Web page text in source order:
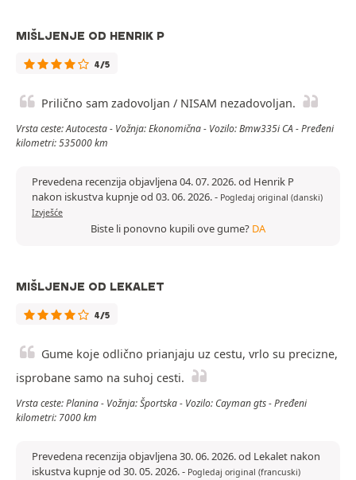
MIŠLJENJE OD HENRIK P
4/5
Prilično sam zadovoljan / NISAM nezadovoljan.
Vrsta ceste: Autocesta - Vožnja: Ekonomična - Vozilo: Bmw335i CA - Pređeni
kilometri: 535000 km
Prevedena recenzija objavljena 04. 07. 2026. od Henrik P
nakon iskustva kupnje od 03. 06. 2026.- Pogledaj original (danski)
Izvješće
Biste li ponovno kupili ove gume? DA
MIŠLJENJE OD LEKALET
4/5
Gume koje odlično prianjaju uz cestu, vrlo su precizne,
isprobane samo na suhoj cesti.
Vrsta ceste: Planina - Vožnja: Športska - Vozilo: Cayman gts - Pređeni
kilometri: 7000 km
Prevedena recenzija objavljena 30. 06. 2026. od Lekalet nakon
iskustva kupnje od 30. 05. 2026.- Pogledaj original (francuski)